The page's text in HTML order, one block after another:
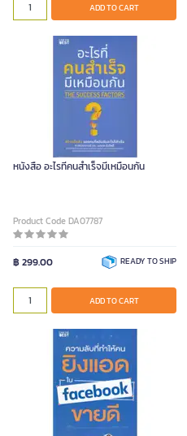
ADD TO CART
หนังสือ อะไรที่คนสำเร็จมีเหมือนกัน
Product Code DA07787
฿ 299.00 READY TO SHIP
ADD TO CART